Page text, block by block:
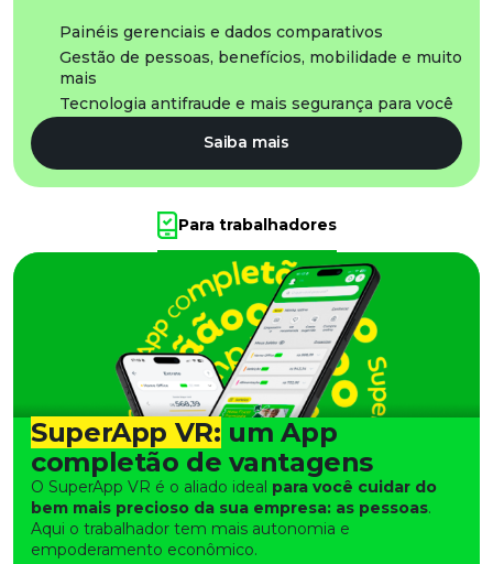
Painéis gerenciais e dados comparativos
Gestão de pessoas, benefícios, mobilidade e muito
mais
Tecnologia antifraude e mais segurança para você
Saiba mais
Para trabalhadores
SuperApp VR: um App
completão de vantagens
O SuperApp VR é o aliado ideal para você cuidar do
bem mais precioso da sua empresa: as pessoas.
Aqui o trabalhador tem mais autonomia e
empoderamento econômico.